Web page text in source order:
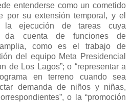
entenderse como un cometido
por su extensión temporal, y el
ejecución de tareas cuya
da cuenta de funciones de
como es el trabajo de
del equipo Meta Presidencial
de Los Lagos”; o “representar a
en terreno cuando sea
demanda de niños y niñas,
o la “promoción